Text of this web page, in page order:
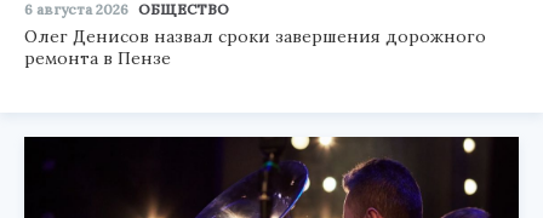
6 августа 2026 ОБЩЕСТВО
Олег Денисов назвал сроки завершения дорожного
ремонта в Пензе